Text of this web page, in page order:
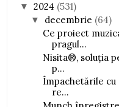
▼2024 (531)
▼ decembrie (64)
Ce proiect
pragul...
Nisita®, soluția
p...
Împachetările
re...